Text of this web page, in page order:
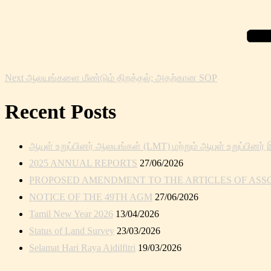
Next ஆலயங்களை மீண்டும் திறத்தல்; அதற்கான SOP
Recent Posts
ஆயுள் உறுப்பினர் ஆலயங்கள் (LMT) மற்றும் ஆயுள் உறுப்பினர்
2025 ANNUAL REPORTS 27/06/2026
PROPOSED AMENDMENT TO THE ARTICLES OF
NOTICE OF THE 49TH AGM 27/06/2026
Tamil New Year 2026 13/04/2026
Status of Land Survey 23/03/2026
Selamat Hari Raya Aidilfitri 19/03/2026